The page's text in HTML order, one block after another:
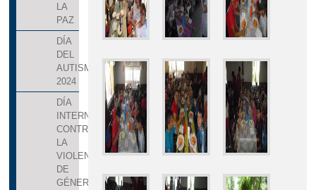
LA
PAZ
DÍA
DEL
AUTISMO
2024
DÍA
INTERNACIONAL
CONTRA
LA
VIOLENCIA
DE
GÉNERO